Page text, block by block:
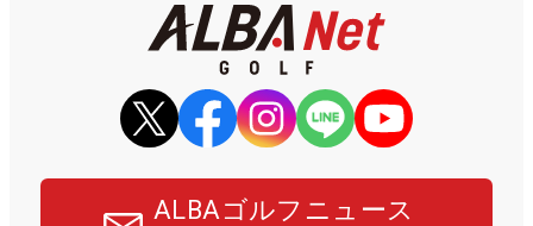
ALBAゴルフニュース